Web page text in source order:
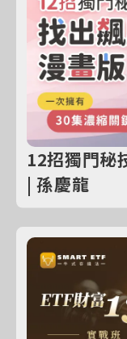
12招獨門秘
| 孫慶龍